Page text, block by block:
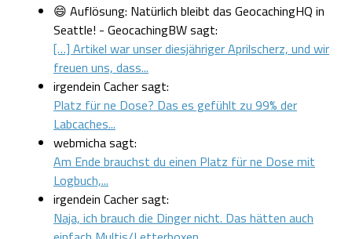
😄 Auflösung: Natürlich bleibt das GeocachingHQ in
Seattle! - GeocachingBW sagt:
[…] Artikel war unser diesjähriger Aprilscherz, und wir
freuen uns, dass...
irgendein Cacher sagt:
Platz für ne Dose? Das es gefühlt zu 99% der
Labcaches...
webmicha sagt:
Am Ende brauchst du einen Platz für ne Dose mit
Logbuch,...
irgendein Cacher sagt:
Naja, ich brauch die Dinger nicht. Das hätten auch